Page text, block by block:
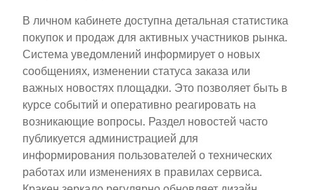
В личном кабинете доступна детальная статистика
покупок и продаж для активных участников рынка.
Система уведомлений информирует о новых
сообщениях, изменении статуса заказа или
важных новостях площадки. Это позволяет быть в
курсе событий и оперативно реагировать на
возникающие вопросы. Раздел новостей часто
публикуется администрацией для
информирования пользователей о технических
работах или изменениях в правилах сервиса.